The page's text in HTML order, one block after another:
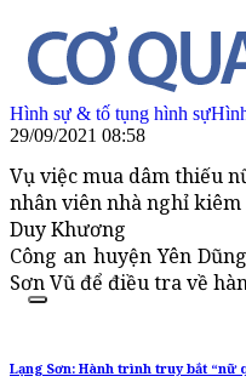
Hình sự & tố tụng hình sự
29/09/2021 08:58
Vụ việc mua dâm thiếu
nhân viên nhà nghỉ kiêm
Duy Khương
Công an huyện Yên
Sơn Vũ để điều tra về
Lạng Sơn: Hành trình truy bắt